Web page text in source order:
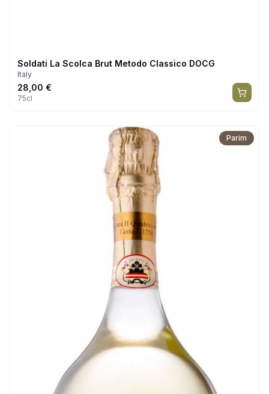
Soldati La Scolca Brut Metodo Classico DOCG
Italy
28,00 €
75cl
Parim